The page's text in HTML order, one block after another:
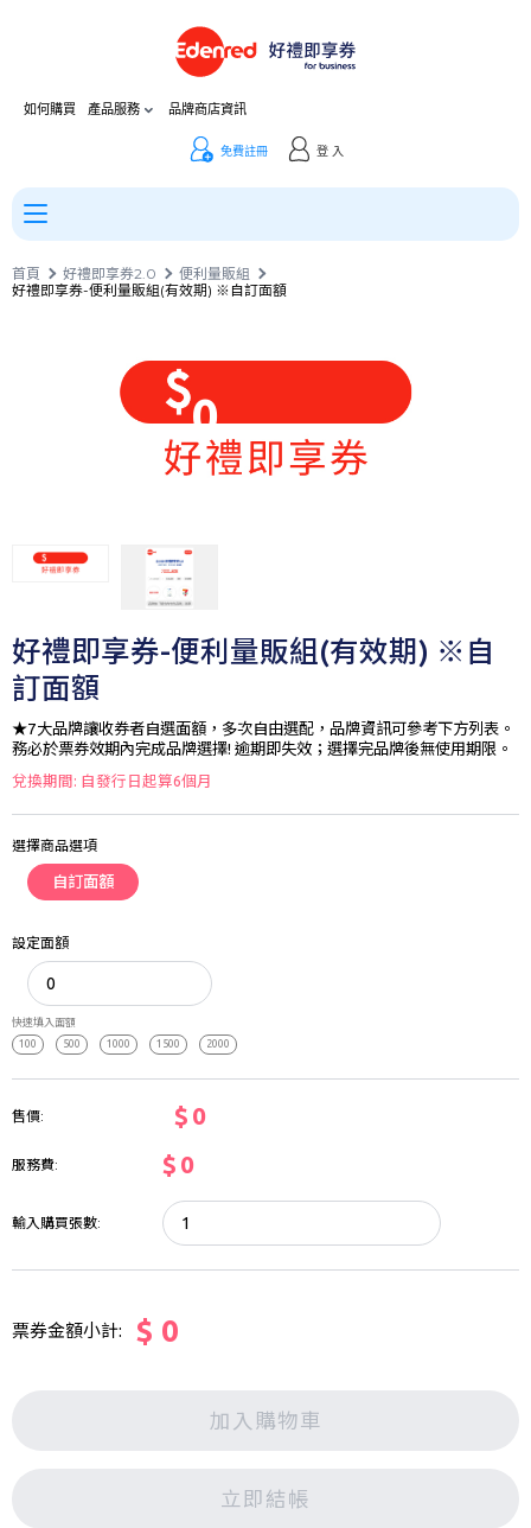
如何購買 產品服務 品牌商店資訊
免費註冊 登 入
首頁 好禮即享券2.0
便利量販組
好禮即享券-便利量販組(有效期) ※自訂面額
0
好禮即享券-便利量販組(有效期) ※自
訂面額
★7大品牌讓收券者自選面額，多次自由選配，品牌資訊可參考下方列表。
務必於票券效期內完成品牌選擇! 逾期即失效；選擇完品牌後無使用期限。
兌換期間: 自發行日起算6個月
選擇商品選項
自訂面額
設定面額
快速填入面額
100
500 1000 1500 2000
售價: $ 0
服務費: $ 0
輸入購買張數:
票券金額小計: $ 0
加入購物車
立即結帳